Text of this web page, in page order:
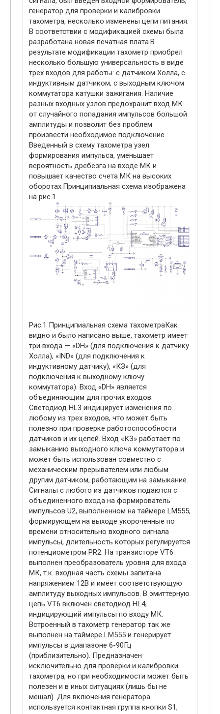
генератор для проверки и калибровки
тахометра, несколько изменены цепи питания.
В соответствии с модификацией схемы была
разработана новая печатная плата.В
результате модификации тахометр приобрел
несколько большую универсальность в виде
трех входов для работы: с датчиком Холла, с
индуктивным датчиком, с выходным ключом
коммутатора катушки зажигания. Наличие
разных входных узлов предохранит вход МК
от случайного попадания импульсов большой
амплитуды и позволит без проблем
произвести необходимое подключение.
Введенный в схему тахометра узел
формирования импульса, уменьшает
вероятность дребезга на входе МК и
повышает качество счета МК на высоких
оборотах.Принципиальная схема изображена
на рис.1
Рис.1 Принципиальная схема тахометраКак
видно и было написано выше, тахометр имеет
три входа — «DH» (для подключения к датчику
Холла), «IND» (для подключения к
индуктивному датчику), «КЗ» (для
подключения к выходному ключу
коммутатора). Вход «DH» является
объединяющим для прочих входов.
Светодиод HL3 индицирует изменения по
любому из трех входов, что может быть
полезно при проверке работоспособности
датчиков и их цепей. Вход «КЗ» работает по
замыканию выходного ключа коммутатора и
может быть использован совместно с
механическим прерывателем или любым
другим датчиком, работающим на замыкание.
Сигналы с любого из датчиков подаются с
объединенного входа на формирователь
импульсов U2, выполненном на таймере LM555,
формирующем на выходе укороченные по
времени относительно входного сигнала
импульсы, длительность которых регулируется
потенциометром PR2. На транзисторе VT6
выполнен преобразователь уровня для входа
МК, т.к. входная часть схемы запитана
напряжением 12В и имеет соответствующую
амплитуду выходных импульсов. В эмиттерную
цепь VT6 включен светодиод HL4,
индицирующий импульсы по входу МК.
Встроенный в тахометр генератор так же
выполнен на таймере LM555 и генерирует
импульсы в диапазоне 6-90Гц
(приблизительно). Предназначен
исключительно для проверки и калибровки
тахометра, но при необходимости может быть
полезен и в иных ситуациях (лишь бы не
мешал). Для включения генератора
используется контактная группа кнопки S1,